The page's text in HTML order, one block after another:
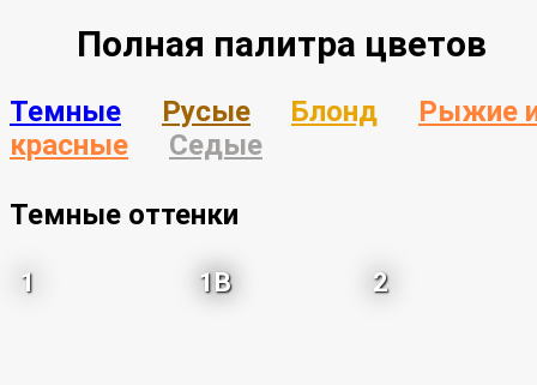
Полная палитра цветов
Темные Русые Блонд
Рыжие
красные
Седые
Темные оттенки
1 1B 2